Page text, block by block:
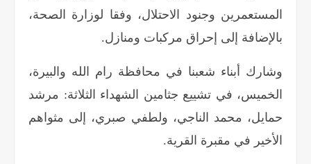
المستعمرين وجنود الاحتلال، وفقا لوزارة الصحة،
بالإضافة إلى إحراق مركبات ومنازل.
وشارك أبناء شعبنا في محافظة رام الله والبيرة،
الخميس، في تشييع جثامين الشهداء الثلاثة: مرشد
حمايل، محمد الناجي، ولطفي صبري، إلى مثواهم
الأخير في مقبرة القرية.